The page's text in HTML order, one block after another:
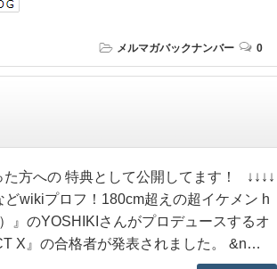
メルマガバックナンバー 0
方への 特典として公開してます！ ↓↓↓↓
wikiプロフ！180cm超えの超イケメン h
』のYOSHIKIさんがプロデュースするオ
X』の合格者が発表されました。 &n…